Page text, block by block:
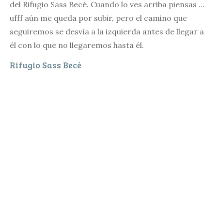
del Rifugio Sass Becé. Cuando lo ves arriba piensas …
ufff aún me queda por subir, pero el camino que
seguiremos se desvía a la izquierda antes de llegar a
él con lo que no llegaremos hasta él.
Rifugio Sass Becé